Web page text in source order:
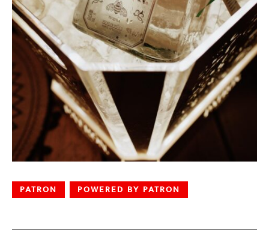
PATRON POWERED BY PATRON